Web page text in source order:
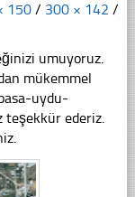
150 / 300 × 142 /
umuyoruz.
mükemmel
uydu-
ederiz.